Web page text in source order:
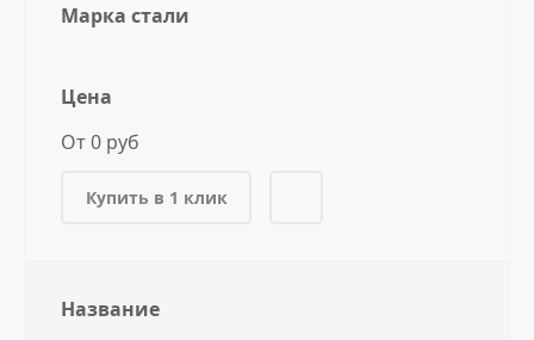
Марка стали
Цена
От 0 руб
Купить в 1 клик
Название